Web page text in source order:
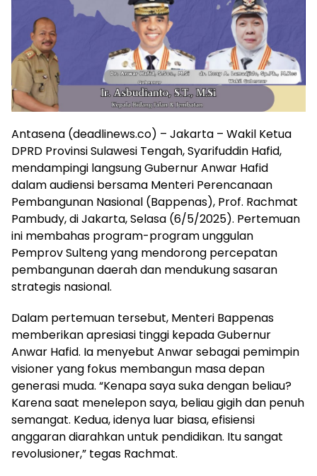
Antasena (deadlinews.co) – Jakarta – Wakil Ketua
DPRD Provinsi Sulawesi Tengah, Syarifuddin Hafid,
mendampingi langsung Gubernur Anwar Hafid
dalam audiensi bersama Menteri Perencanaan
Pembangunan Nasional (Bappenas), Prof. Rachmat
Pambudy, di Jakarta, Selasa (6/5/2025). Pertemuan
ini membahas program-program unggulan
Pemprov Sulteng yang mendorong percepatan
pembangunan daerah dan mendukung sasaran
strategis nasional.
Dalam pertemuan tersebut, Menteri Bappenas
memberikan apresiasi tinggi kepada Gubernur
Anwar Hafid. Ia menyebut Anwar sebagai pemimpin
visioner yang fokus membangun masa depan
generasi muda. “Kenapa saya suka dengan beliau?
Karena saat menelepon saya, beliau gigih dan penuh
semangat. Kedua, idenya luar biasa, efisiensi
anggaran diarahkan untuk pendidikan. Itu sangat
revolusioner,” tegas Rachmat.